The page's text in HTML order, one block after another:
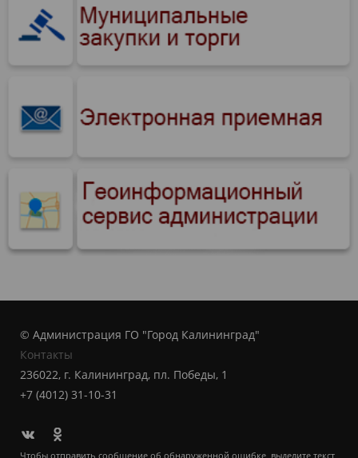
© Администрация ГО "Город Калининград"
Контакты
236022, г. Калининград, пл. Победы, 1
+7 (4012) 31-10-31
Чтобы отправить сообщение об обнаруженной ошибке, выделите текст